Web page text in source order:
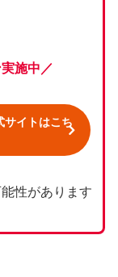
施中／
サイトはこち
性があります